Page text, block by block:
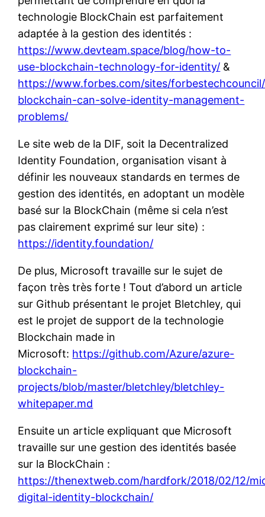
technologie BlockChain est parfaitement
adaptée à la gestion des identités :
https://www.devteam.space/blog/how-to-
use-blockchain-technology-for-identity/ &
https://www.forbes.com/sites/
blockchain-can-solve-identity-management-
problems/
Le site web de la DIF, soit la Decentralized
Identity Foundation, organisation visant à
définir les nouveaux standards en termes de
gestion des identités, en adoptant un modèle
basé sur la BlockChain (même si cela n’est
pas clairement exprimé sur leur site) :
https://identity.foundation/
De plus, Microsoft travaille sur le sujet de
façon très très forte ! Tout d’abord un article
sur Github présentant le projet Bletchley, qui
est le projet de support de la technologie
Blockchain made in
Microsoft: https://github.com/Azure/azure-
blockchain-
projects/blob/master/bletchley/bletchley-
whitepaper.md
Ensuite un article expliquant que Microsoft
travaille sur une gestion des identités basée
sur la BlockChain :
https://thenextweb.com/hardfork/2018/02/12/
digital-identity-blockchain/